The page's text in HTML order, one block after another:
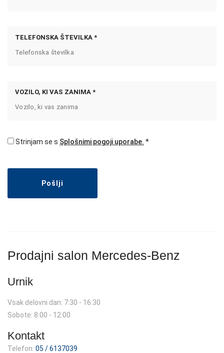
Prodajni salon Mercedes-Benz
Urnik
Vsak delovni dan: 7:30 - 16:30
Sobote: 8:00 - 12:00
Kontakt
Telefon: 05 / 6137039
TELEFONSKA ŠTEVILKA *
VOZILO, KI VAS ZANIMA *
Strinjam se s Splošnimi pogoji uporabe.
Pošlji